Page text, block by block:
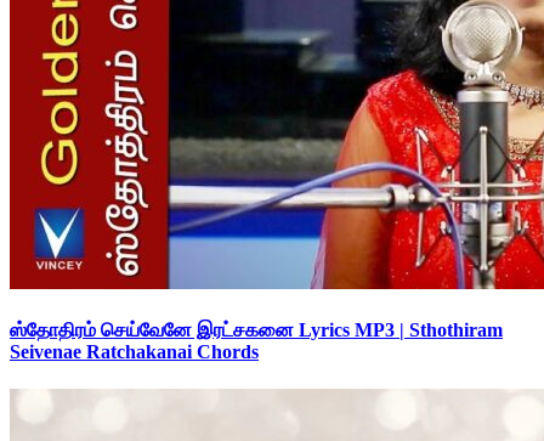
ஸ்தோதிரம் செய்வேனே இரட்சகனை Lyrics MP3 | Sthothiram
Seivenae Ratchakanai Chords